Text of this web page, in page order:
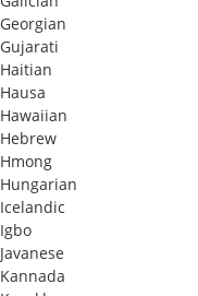
Georgian
Gujarati
Haitian
Hausa
Hawaiian
Hebrew
Hmong
Hungarian
Icelandic
Igbo
Javanese
Kannada